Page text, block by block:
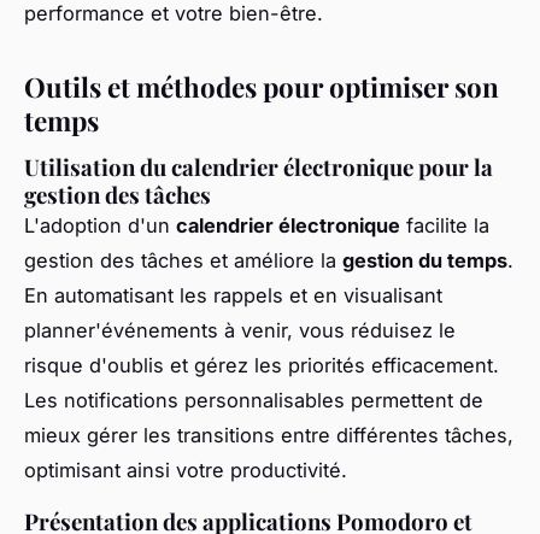
performance et votre bien-être.
Outils et méthodes pour optimiser son
temps
Utilisation du calendrier électronique pour la
gestion des tâches
L'adoption d'un calendrier électronique facilite la
gestion des tâches et améliore la gestion du temps.
En automatisant les rappels et en visualisant
planner'événements à venir, vous réduisez le
risque d'oublis et gérez les priorités efficacement.
Les notifications personnalisables permettent de
mieux gérer les transitions entre différentes tâches,
optimisant ainsi votre productivité.
Présentation des applications Pomodoro et